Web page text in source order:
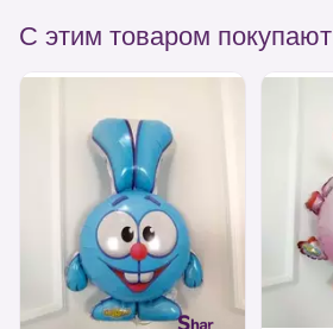
С этим товаром покупают